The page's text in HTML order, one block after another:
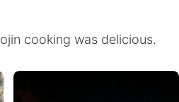
cooking was delicious.